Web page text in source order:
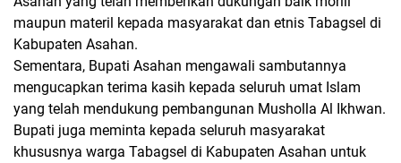
maupun materil kepada masyarakat dan etnis Tabagsel di
Kabupaten Asahan.
Sementara, Bupati Asahan mengawali sambutannya
mengucapkan terima kasih kepada seluruh umat Islam
yang telah mendukung pembangunan Musholla Al Ikhwan.
Bupati juga meminta kepada seluruh masyarakat
khususnya warga Tabagsel di Kabupaten Asahan untuk